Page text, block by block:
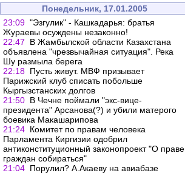
Понедельник, 17.01.2005
23:09 "Эзгулик" - Кашкадарья: братья
Жураевы осуждены незаконно!
22:47
В Жамбылской области Казахстана
объявлена "чрезвычайная ситуация". Река
Шу размыла берега
22:18 Пусть живут. МВФ призывает
Парижский клуб списать побольше
Кыргызстанских долгов
21:50 В Чечне поймали "экс-вице-
президента" Арсанова(?) и убили матерого
боевика Макашарипова
21:24 Комитет по правам человека
Парламента Киргизии одобрил
антиконституционный законопроект "О праве
граждан собираться"
21:04 Порулил? А.Акаеву на авиабазе